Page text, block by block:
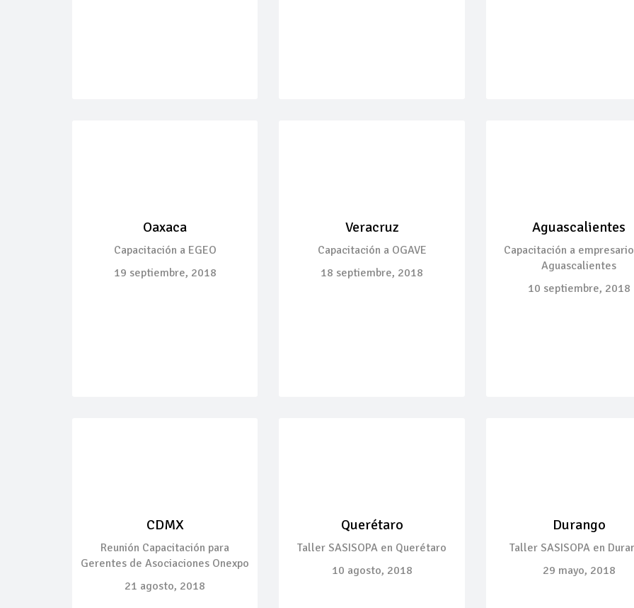
Oaxaca
Capacitación a EGEO
19 septiembre, 2018
Veracruz
Capacitación a OGAVE
18 septiembre, 2018
Aguascalientes
Capacitación a
Aguascalientes
10 septiembre, 2018
CDMX
Reunión Capacitación para
Gerentes de Asociaciones Onexpo
21 agosto, 2018
Querétaro
Taller SASISOPA en Querétaro
10 agosto, 2018
Durango
Taller SASISOPA en
29 mayo, 2018